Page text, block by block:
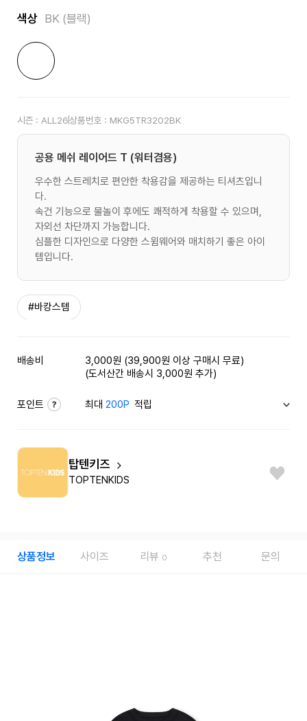
색상 BK (블랙)
시즌 : ALL26상품번호 : MKG5TR3202BK
공용 메쉬 레이어드 T (워터겸용)
우수한 스트레치로 편안한 착용감을 제공하는 티셔츠입니
다.
속건 기능으로 물놀이 후에도 쾌적하게 착용할 수 있으며,
자외선 차단까지 가능합니다.
심플한 디자인으로 다양한 스윔웨어와 매치하기 좋은 아이
템입니다.
#바캉스템
배송비
3,000원 (39,900원 이상 구매시 무료)
(도서산간 배송시 3,000원 추가)
포인트 최대200P 적립
탑텐키즈
TOPTENKIDS
상품정보 사이즈 리뷰 0 추천 문의